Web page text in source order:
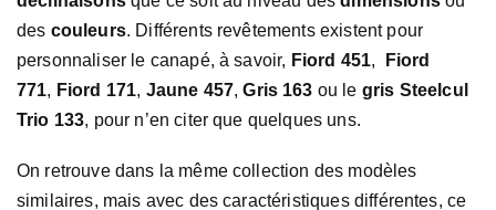
des couleurs. Différents revêtements existent pour
personnaliser le canapé, à savoir, Fiord 451,
Fiord
771, Fiord 171, Jaune 457,Gris 163 ou le gris Steelcul
Trio 133, pour n’en citer que quelques uns.
On retrouve dans la même collection des modèles
similaires, mais avec des caractéristiques différentes, ce